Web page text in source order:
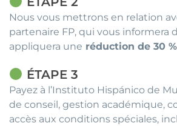
Nous vous mettrons en relation
partenaire FP, qui vous informera
appliquera une réduction de 30 %
ÉTAPE 3
Payez à l’Instituto Hispánico de
de conseil, gestion académique,
accès aux conditions spéciales,